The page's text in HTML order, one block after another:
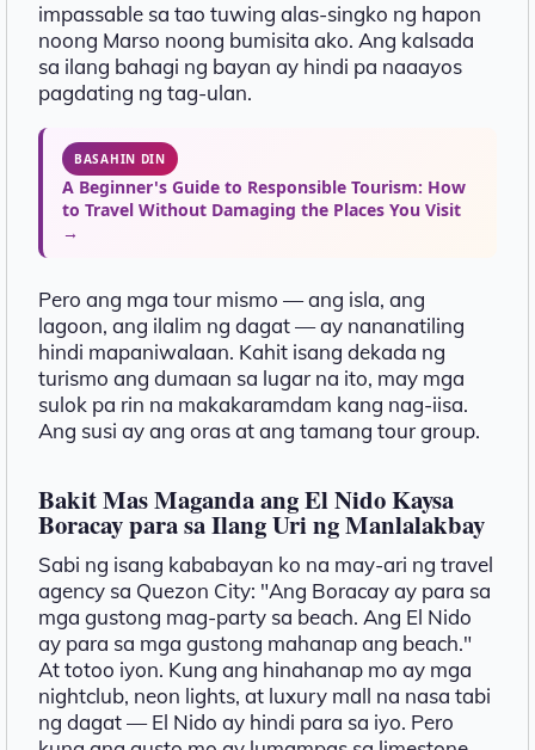
impassable sa tao tuwing alas-singko ng hapon
noong Marso noong bumisita ako. Ang kalsada
sa ilang bahagi ng bayan ay hindi pa naaayos
pagdating ng tag-ulan.
BASAHIN DIN
A Beginner's Guide to Responsible Tourism: How
to Travel Without Damaging the Places You Visit
→
Pero ang mga tour mismo — ang isla, ang
lagoon, ang ilalim ng dagat — ay nananatiling
hindi mapaniwalaan. Kahit isang dekada ng
turismo ang dumaan sa lugar na ito, may mga
sulok pa rin na makakaramdam kang nag-iisa.
Ang susi ay ang oras at ang tamang tour group.
Bakit Mas Maganda ang El Nido Kaysa
Boracay para sa Ilang Uri ng Manlalakbay
Sabi ng isang kababayan ko na may-ari ng travel
agency sa Quezon City: "Ang Boracay ay para sa
mga gustong mag-party sa beach. Ang El Nido
ay para sa mga gustong mahanap ang beach."
At totoo iyon. Kung ang hinahanap mo ay mga
nightclub, neon lights, at luxury mall na nasa tabi
ng dagat — El Nido ay hindi para sa iyo. Pero